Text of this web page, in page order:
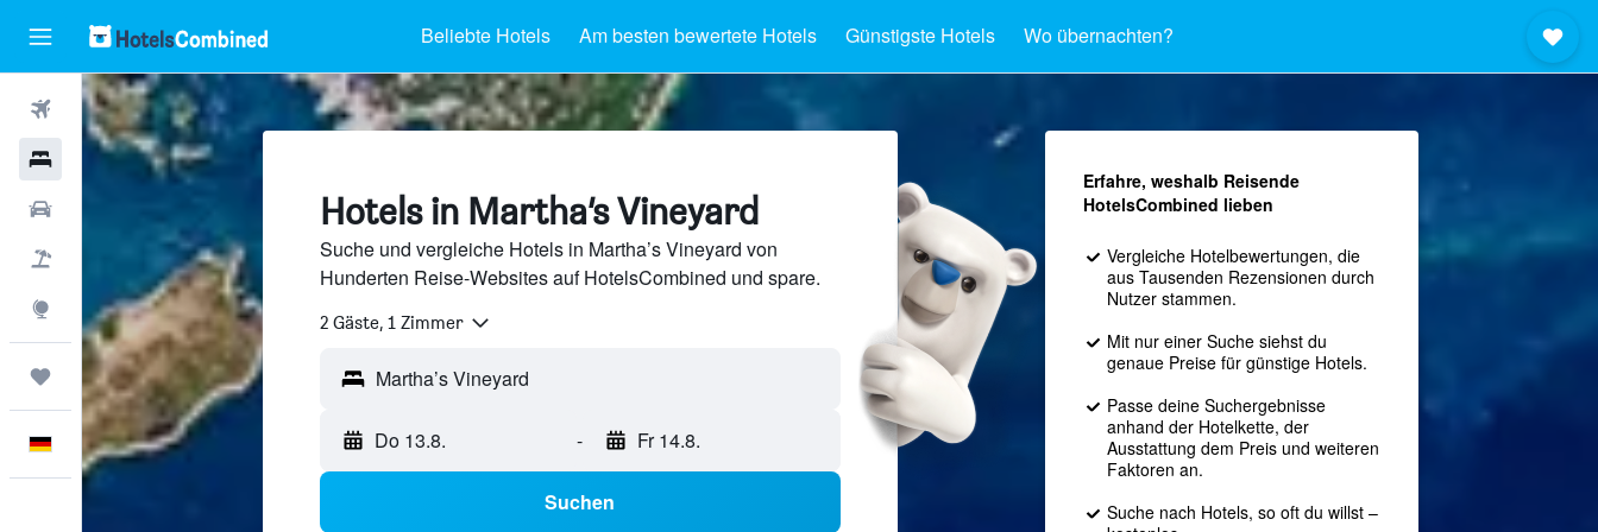
Beliebte Hotels Am besten bewertete Hotels Günstigste Hotels Wo übernachten?
Flüge
Hotels
Pauschalreisen
Explore
Trips
Deutsch
Hotels in Martha’s Vineyard
Suche und vergleiche Hotels in Martha’s Vineyard von
Hunderten Reise-Websites auf HotelsCombined und spare.
2 Gäste, 1 Zimmer
Do 13.8. - Fr 14.8.
Suchen
Erfahre, weshalb Reisende
HotelsCombined lieben
Vergleiche Hotelbewertungen, die
aus Tausenden Rezensionen durch
Nutzer stammen.
Mit nur einer Suche siehst du
genaue Preise für günstige Hotels.
Passe deine Suchergebnisse
anhand der Hotelkette, der
Ausstattung dem Preis und weiteren
Faktoren an.
Suche nach Hotels, so oft du willst –